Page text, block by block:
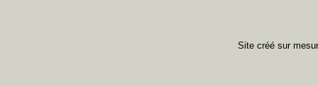
Site créé sur